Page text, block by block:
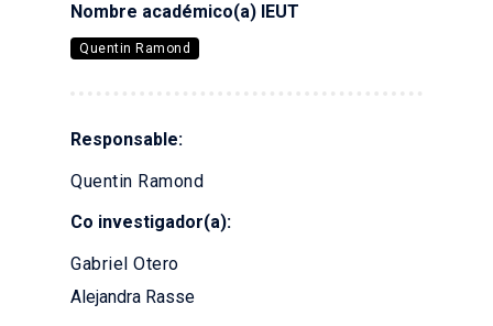
Nombre académico(a) IEUT
Quentin Ramond
Responsable:
Quentin Ramond
Co investigador(a):
Gabriel Otero
Alejandra Rasse